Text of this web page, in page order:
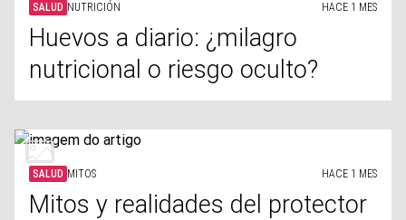
SALUD NUTRICIÓN HACE 1 MES
Huevos a diario: ¿milagro
nutricional o riesgo oculto?
SALUD MITOS HACE 1 MES
Mitos y realidades del protector